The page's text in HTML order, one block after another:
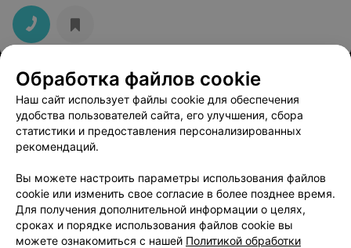
Обработка файлов cookie
Наш сайт использует файлы cookie для обеспечения
удобства пользователей сайта, его улучшения, сбора
статистики и предоставления персонализированных
рекомендаций.
Вы можете настроить параметры использования файлов
cookie или изменить свое согласие в более позднее время.
Для получения дополнительной информации о целях,
сроках и порядке использования файлов cookie вы
можете ознакомиться с нашей Политикой обработки